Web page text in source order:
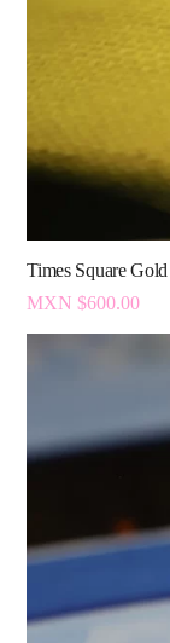
Times Square Gold
MXN $600.00